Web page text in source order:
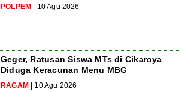
POLPEM | 10 Agu 2026
Geger, Ratusan Siswa MTs di Cikaroya
Diduga Keracunan Menu MBG
RAGAM | 10 Agu 2026